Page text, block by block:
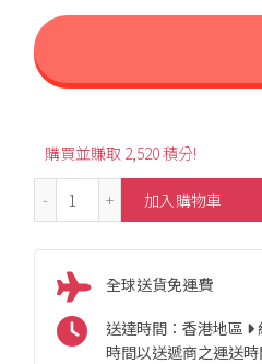
購買並賺取 2,520 積分!
18K Heart Style Bracelet
加入購物車
全球送貨免運費
送達時間：香港地區
時間以送遞商之運送時